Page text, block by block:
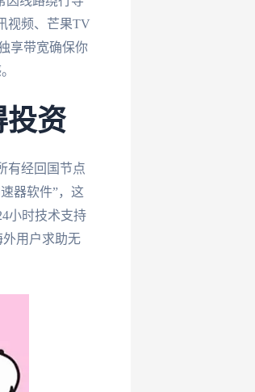
视频、芒果TV
享带宽确保你
投资
有经回国节点
器软件”，这
小时技术支持
外用户求助无